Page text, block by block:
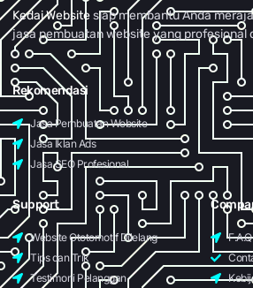
Kedai Websitesiap membantu Anda
jasa pembuatan website yang profesional
Rekomendasi
Jasa Pembuatan Website
Jasa Iklan Ads
Jasa SEO Profesional
Support
Website Ototomotif Dilelang
Tips dan Trik
Testimoni Pelanggan
F.A.Q